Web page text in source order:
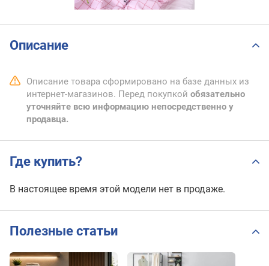
Описание
Описание товара сформировано на базе данных из
интернет-магазинов. Перед покупкой обязательно
уточняйте всю информацию непосредственно у
продавца.
Где купить?
В настоящее время этой модели нет в продаже.
Полезные статьи